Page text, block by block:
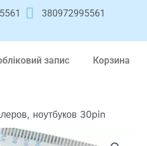
380972995561
запис Корзина
ноутбуков 30pin